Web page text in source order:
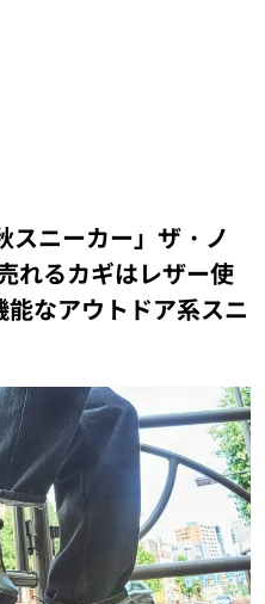
ニーカー」ザ・ノ
れるカギはレザー使
なアウトドア系スニ